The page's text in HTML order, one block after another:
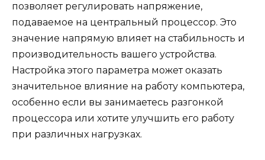
позволяет регулировать напряжение,
подаваемое на центральный процессор. Это
значение напрямую влияет на стабильность и
производительность вашего устройства.
Настройка этого параметра может оказать
значительное влияние на работу компьютера,
особенно если вы занимаетесь разгонкой
процессора или хотите улучшить его работу
при различных нагрузках.